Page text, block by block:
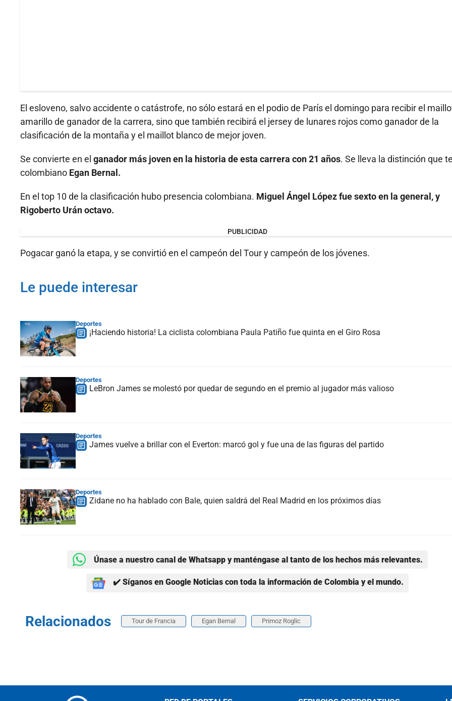
El esloveno, salvo accidente o catástrofe, no sólo estará en el podio de París el domingo para recibir el
amarillo de ganador de la carrera, sino que también recibirá el jersey de lunares rojos como ganador de la
clasificación de la montaña y el maillot blanco de mejor joven.
Se convierte en el ganador más joven en la historia de esta carrera con 21 años. Se lleva la distinción que
colombiano Egan Bernal.
En el top 10 de la clasificación hubo presencia colombiana. Miguel Ángel López fue sexto en la general, y
Rigoberto Urán octavo.
PUBLICIDAD
Pogacar ganó la etapa, y se convirtió en el campeón del Tour y campeón de los jóvenes.
Le puede interesar
Deportes
¡Haciendo historia! La ciclista colombiana Paula Patiño fue quinta en el Giro Rosa
Deportes
LeBron James se molestó por quedar de segundo en el premio al jugador más valioso
Deportes
James vuelve a brillar con el Everton: marcó gol y fue una de las figuras del partido
Deportes
Zidane no ha hablado con Bale, quien saldrá del Real Madrid en los próximos días
Únase a nuestro canal de Whatsapp y manténgase al tanto de los hechos más relevantes.
✔️ Síganos en Google Noticias con toda la información de Colombia y el mundo.
Relacionados Tour de Francia Egan Bernal Primoz Roglic